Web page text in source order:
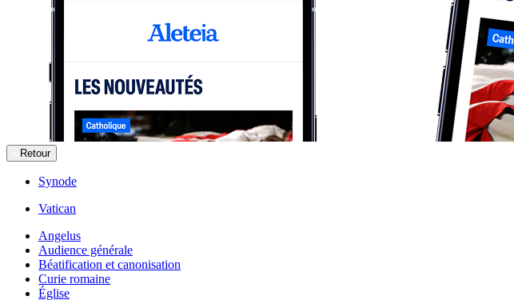
Retour
Synode
Vatican
Angelus
Audience générale
Béatification et canonisation
Curie romaine
Église